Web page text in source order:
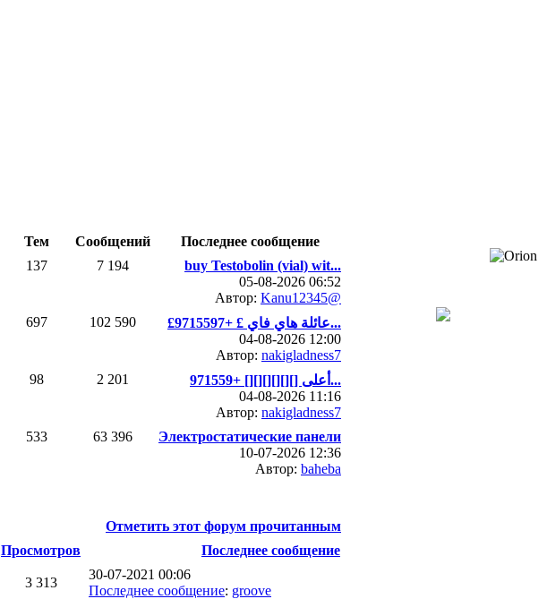
Тем Сообщений
Последнее сообщение
137 7 194
buy Testobolin (vial) wit...
05-08-2026 06:52
Автор: Kanu12345@
697 102 590
£عائلة هاي فاي £ +9715597...
04-08-2026 12:00
Автор: nakigladness7
98 2 201
أعلى [][][][][][] +971559...
04-08-2026 11:16
Автор: nakigladness7
533 63 396
Электростатические панели
10-07-2026 12:36
Автор: baheba
Отметить этот форум прочитанным
Просмотров
Последнее сообщение
3 313
30-07-2021 00:06
Последнее сообщение: groove